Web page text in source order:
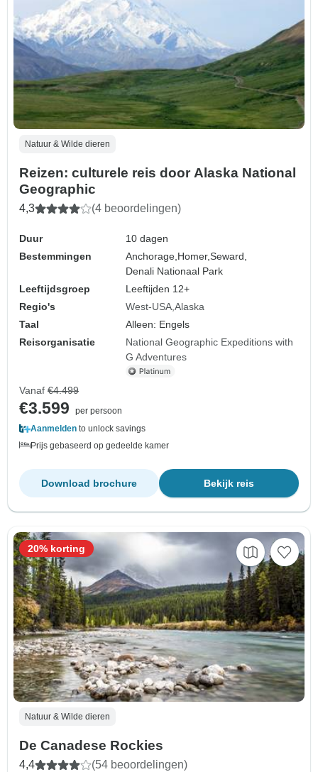
Natuur & Wilde dieren
Reizen: culturele reis door Alaska National
Geographic
4,3 (4 beoordelingen)
Duur
10 dagen
Bestemmingen
Anchorage,Homer,Seward,
Denali Nationaal Park
Leeftijdsgroep
Leeftijden 12+
Regio's
West-USA Alaska
Taal
Alleen: Engels
Reisorganisatie
National Geographic Expeditions with
G Adventures
Vanaf €4.499
€3.599
per persoon
Aanmelden to unlock savings
Prijs gebaseerd op gedeelde kamer
Bekijk reis
Download brochure
Natuur & Wilde dieren
De Canadese Rockies
4,4 (54 beoordelingen)
20% korting